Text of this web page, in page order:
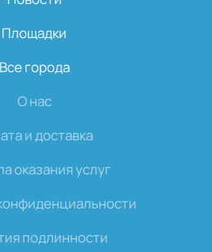
Площадки
Все города
О нас
и доставка
оказания услуг
подлинности